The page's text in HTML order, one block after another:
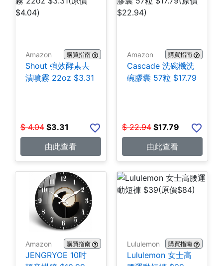
Amazon 購買指南
Shout 強效酵素去
漬噴霧 22oz $3.31
$ 4.04 $3.31
由此查看
Amazon 購買指南
Cascade 洗碗機洗
碗膠囊 57粒 $17.79
$ 22.94 $17.79
由此查看
Amazon 購買指南
JENGRYOE 10吋
Lululemon 購買指南
Lululemon 女士高